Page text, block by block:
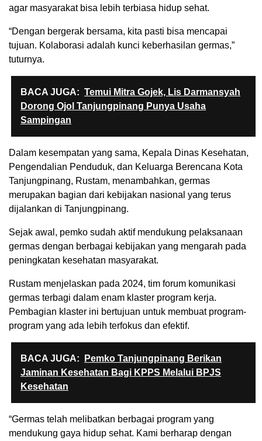
agar masyarakat bisa lebih terbiasa hidup sehat.
“Dengan bergerak bersama, kita pasti bisa mencapai
tujuan. Kolaborasi adalah kunci keberhasilan germas,”
tuturnya.
BACA JUGA: Temui Mitra Gojek, Lis Darmansyah
Dorong Ojol Tanjungpinang Punya Usaha
Sampingan
Dalam kesempatan yang sama, Kepala Dinas Kesehatan,
Pengendalian Penduduk, dan Keluarga Berencana Kota
Tanjungpinang, Rustam, menambahkan, germas
merupakan bagian dari kebijakan nasional yang terus
dijalankan di Tanjungpinang.
Sejak awal, pemko sudah aktif mendukung pelaksanaan
germas dengan berbagai kebijakan yang mengarah pada
peningkatan kesehatan masyarakat.
Rustam menjelaskan pada 2024, tim forum komunikasi
germas terbagi dalam enam klaster program kerja.
Pembagian klaster ini bertujuan untuk membuat program-
program yang ada lebih terfokus dan efektif.
BACA JUGA:
Pemko Tanjungpinang Berikan
Jaminan Kesehatan Bagi KPPS Melalui BPJS
Kesehatan
“Germas telah melibatkan berbagai program yang
mendukung gaya hidup sehat. Kami berharap dengan